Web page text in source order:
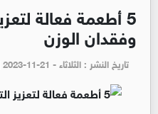
5 أطعمة فعالة
وفقدان الوزن
تاريخ النشر : الثلاثاء - am 02:13 | 2023-11-21